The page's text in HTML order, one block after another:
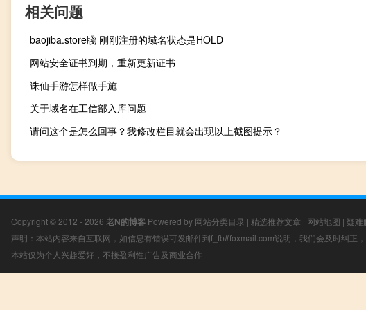
相关问题
baojiba.store牋 刚刚注册的域名状态是HOLD
网站安全证书到期，重新更新证书
诛仙手游怎样做手施
关于域名在工信部入库问题
请问这个是怎么回事？我修改栏目就会出现以上截图提示？
Copyright © 2012 - 2026 老N的博客 Powered by 网站分类目录 | 精选推荐文章 | 网站地图 | 疑难
声明：本站内容来自互联网，如信息有错误可发邮件到f_fb#foxmail.com说明，我们会及时纠正
本站仅为个人兴趣爱好，不接盈利性广告及商业合作